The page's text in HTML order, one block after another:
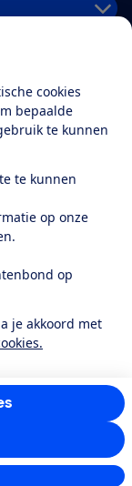
cookies
bepaalde
te kunnen
te kunnen
op onze
op
je akkoord met
LinkedIn
met gemiddeld